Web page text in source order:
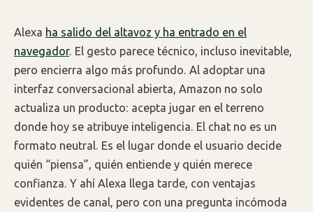
Alexa ha salido del altavoz y ha entrado en el
navegador. El gesto parece técnico, incluso inevitable,
pero encierra algo más profundo. Al adoptar una
interfaz conversacional abierta, Amazon no solo
actualiza un producto: acepta jugar en el terreno
donde hoy se atribuye inteligencia. El chat no es un
formato neutral. Es el lugar donde el usuario decide
quién “piensa”, quién entiende y quién merece
confianza. Y ahí Alexa llega tarde, con ventajas
evidentes de canal, pero con una pregunta incómoda